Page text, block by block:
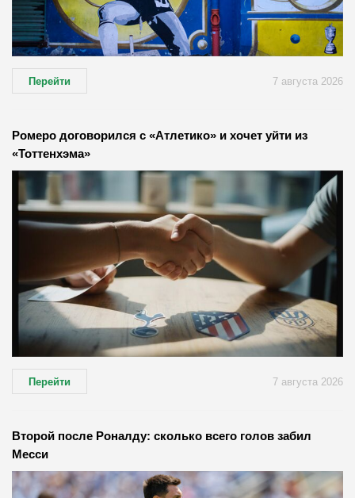
Перейти 7 августа 2026
Ромеро договорился с «Атлетико» и хочет уйти из
«Тоттенхэма»
Перейти 7 августа 2026
Второй после Роналду: сколько всего голов забил
Месси